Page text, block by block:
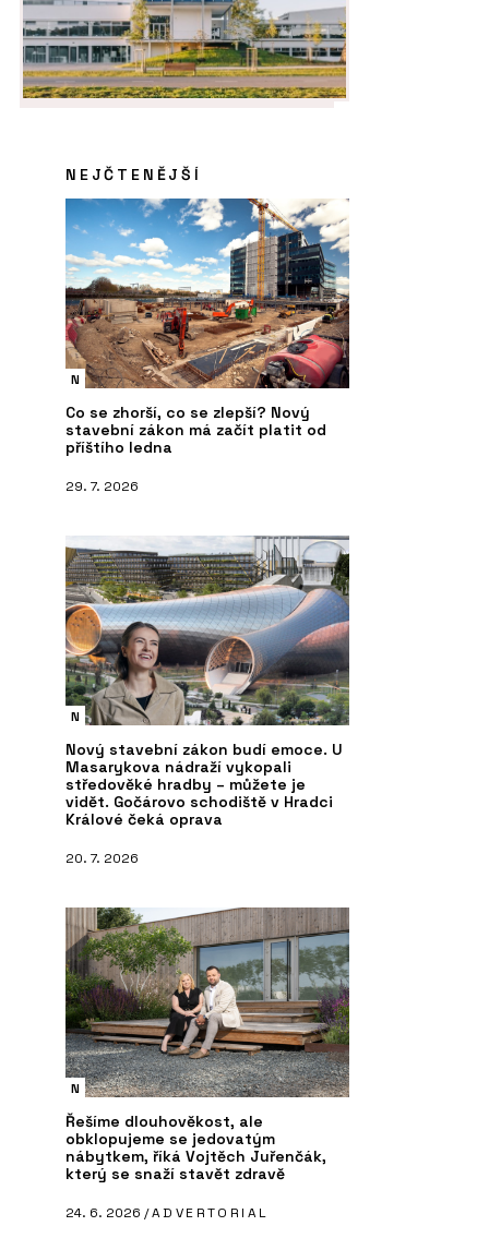
NEJČTENĚJŠÍ
N
Co se zhorší, co se zlepší? Nový
stavební zákon má začít platit od
příštího ledna
29. 7. 2026
N
Nový stavební zákon budí emoce. U
Masarykova nádraží vykopali
středověké hradby – můžete je
vidět. Gočárovo schodiště v Hradci
Králové čeká oprava
20. 7. 2026
N
Řešíme dlouhověkost, ale
obklopujeme se jedovatým
nábytkem, říká Vojtěch Juřenčák,
který se snaží stavět zdravě
24. 6. 2026 /ADVERTORIAL